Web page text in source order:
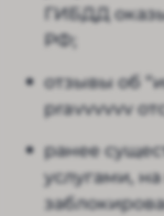
ГИБДД
РФ;
отзывы об
pravvvvvv
ранее
услугами,